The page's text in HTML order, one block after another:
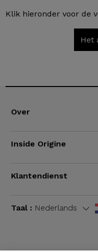
Klik hieronder voor de
Het
Over
Inside Origine
Klantendienst
Taal : Nederlands